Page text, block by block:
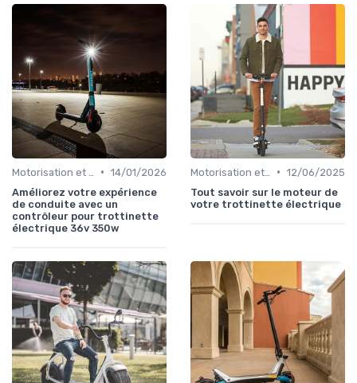
• 14/01/2026
Améliorez votre expérience
de conduite avec un
contrôleur pour trottinette
électrique 36v 350w
• 12/06/2025
Tout savoir sur le moteur de
votre trottinette électrique